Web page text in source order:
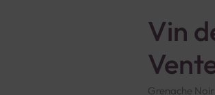
Vin
Grenache Noir